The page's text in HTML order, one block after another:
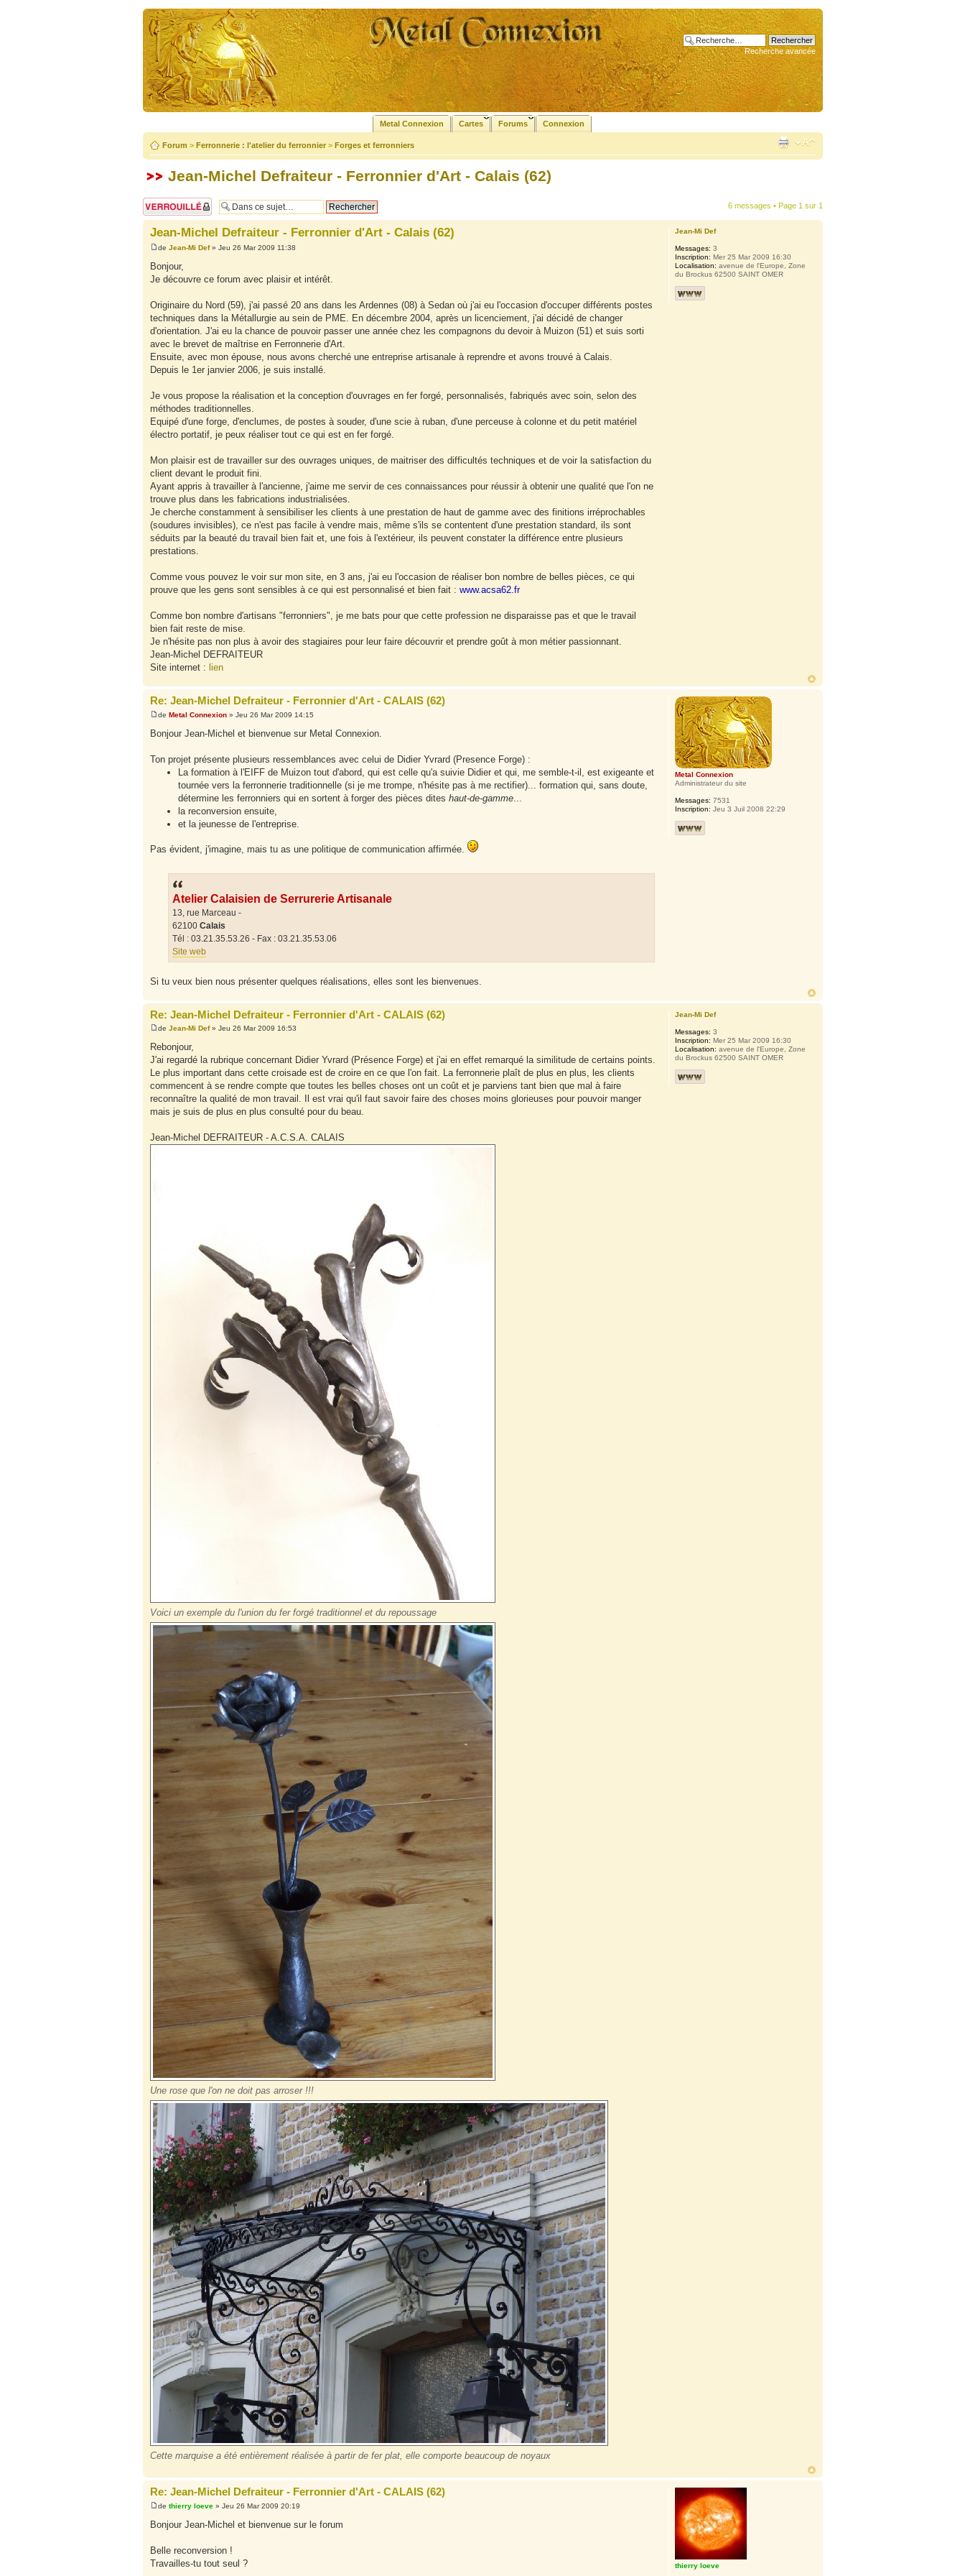
Recherche avancée
Metal Connexion Cartes Forums Connexion
Forum > Ferronnerie : l'atelier du ferronnier > Forges et ferronniers
Jean-Michel Defraiteur - Ferronnier d'Art - Calais (62)
Sujet verrouillé 6 messages • Page 1 sur 1
Jean-Michel Defraiteur - Ferronnier d'Art - Calais (62)
de Jean-Mi Def» Jeu 26 Mar 2009 11:38
Bonjour,
Je découvre ce forum avec plaisir et intérêt.
Originaire du Nord (59), j'ai passé 20 ans dans les Ardennes (08) à Sedan où j'ai eu l'occasion d'occuper différents postes
techniques dans la Métallurgie au sein de PME. En décembre 2004, après un licenciement, j'ai décidé de changer
d'orientation. J'ai eu la chance de pouvoir passer une année chez les compagnons du devoir à Muizon (51) et suis sorti
avec le brevet de maîtrise en Ferronnerie d'Art.
Ensuite, avec mon épouse, nous avons cherché une entreprise artisanale à reprendre et avons trouvé à Calais.
Depuis le 1er janvier 2006, je suis installé.
Je vous propose la réalisation et la conception d'ouvrages en fer forgé, personnalisés, fabriqués avec soin, selon des
méthodes traditionnelles.
Equipé d'une forge, d'enclumes, de postes à souder, d'une scie à ruban, d'une perceuse à colonne et du petit matériel
électro portatif, je peux réaliser tout ce qui est en fer forgé.
Mon plaisir est de travailler sur des ouvrages uniques, de maitriser des difficultés techniques et de voir la satisfaction du
client devant le produit fini.
Ayant appris à travailler à l'ancienne, j'aime me servir de ces connaissances pour réussir à obtenir une qualité que l'on ne
trouve plus dans les fabrications industrialisées.
Je cherche constamment à sensibiliser les clients à une prestation de haut de gamme avec des finitions irréprochables
(soudures invisibles), ce n'est pas facile à vendre mais, même s'ils se contentent d'une prestation standard, ils sont
séduits par la beauté du travail bien fait et, une fois à l'extérieur, ils peuvent constater la différence entre plusieurs
prestations.
Comme vous pouvez le voir sur mon site, en 3 ans, j'ai eu l'occasion de réaliser bon nombre de belles pièces, ce qui
prouve que les gens sont sensibles à ce qui est personnalisé et bien fait : www.acsa62.fr
Comme bon nombre d'artisans "ferronniers", je me bats pour que cette profession ne disparaisse pas et que le travail
bien fait reste de mise.
Je n'hésite pas non plus à avoir des stagiaires pour leur faire découvrir et prendre goût à mon métier passionnant.
Jean-Michel DEFRAITEUR
Site internet : lien
Jean-Mi Def
Messages: 3
Inscription: Mer 25 Mar 2009 16:30
Localisation: avenue de l'Europe, Zone
du Brockus 62500 SAINT OMER
Re: Jean-Michel Defraiteur - Ferronnier d'Art - CALAIS (62)
de Metal Connexion» Jeu 26 Mar 2009 14:15
Bonjour Jean-Michel et bienvenue sur Metal Connexion.
Ton projet présente plusieurs ressemblances avec celui de Didier Yvrard (Presence Forge) :
La formation à l'EIFF de Muizon tout d'abord, qui est celle qu'a suivie Didier et qui, me semble-t-il, est exigeante et
tournée vers la ferronnerie traditionnelle (si je me trompe, n'hésite pas à me rectifier)... formation qui, sans doute,
détermine les ferronniers qui en sortent à forger des pièces dites haut-de-gamme...
la reconversion ensuite,
et la jeunesse de l'entreprise.
Pas évident, j'imagine, mais tu as une politique de communication affirmée.
Atelier Calaisien de Serrurerie Artisanale
13, rue Marceau -
62100 Calais
Tél : 03.21.35.53.26 - Fax : 03.21.35.53.06
Site web
Si tu veux bien nous présenter quelques réalisations, elles sont les bienvenues.
Metal Connexion
Administrateur du site
Messages: 7531
Inscription: Jeu 3 Juil 2008 22:29
Re: Jean-Michel Defraiteur - Ferronnier d'Art - CALAIS (62)
de Jean-Mi Def» Jeu 26 Mar 2009 16:53
Rebonjour,
J'ai regardé la rubrique concernant Didier Yvrard (Présence Forge) et j'ai en effet remarqué la similitude de certains points.
Le plus important dans cette croisade est de croire en ce que l'on fait. La ferronnerie plaît de plus en plus, les clients
commencent à se rendre compte que toutes les belles choses ont un coût et je parviens tant bien que mal à faire
reconnaître la qualité de mon travail. Il est vrai qu'il faut savoir faire des choses moins glorieuses pour pouvoir manger
mais je suis de plus en plus consulté pour du beau.
Jean-Michel DEFRAITEUR - A.C.S.A. CALAIS
Voici un exemple du l'union du fer forgé traditionnel et du repoussage
Une rose que l'on ne doit pas arroser !!!
Cette marquise a été entièrement réalisée à partir de fer plat, elle comporte beaucoup de noyaux
Jean-Mi Def
Messages: 3
Inscription: Mer 25 Mar 2009 16:30
Localisation: avenue de l'Europe, Zone
du Brockus 62500 SAINT OMER
Re: Jean-Michel Defraiteur - Ferronnier d'Art - CALAIS (62)
de thierry loeve» Jeu 26 Mar 2009 20:19
Bonjour Jean-Michel et bienvenue sur le forum
Belle reconversion !
Travailles-tu tout seul ?
thierry loeve